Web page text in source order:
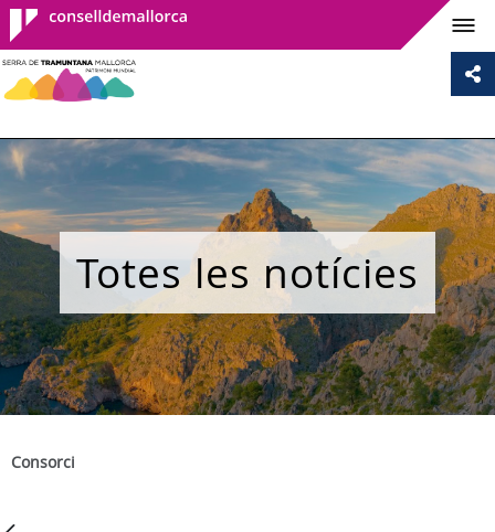
Consell de
Mallorca
Totes les notícies
Consorci